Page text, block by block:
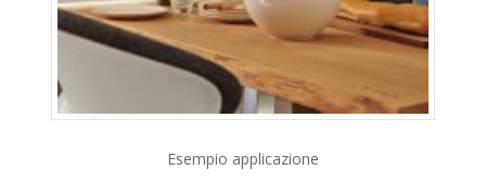
Esempio applicazione